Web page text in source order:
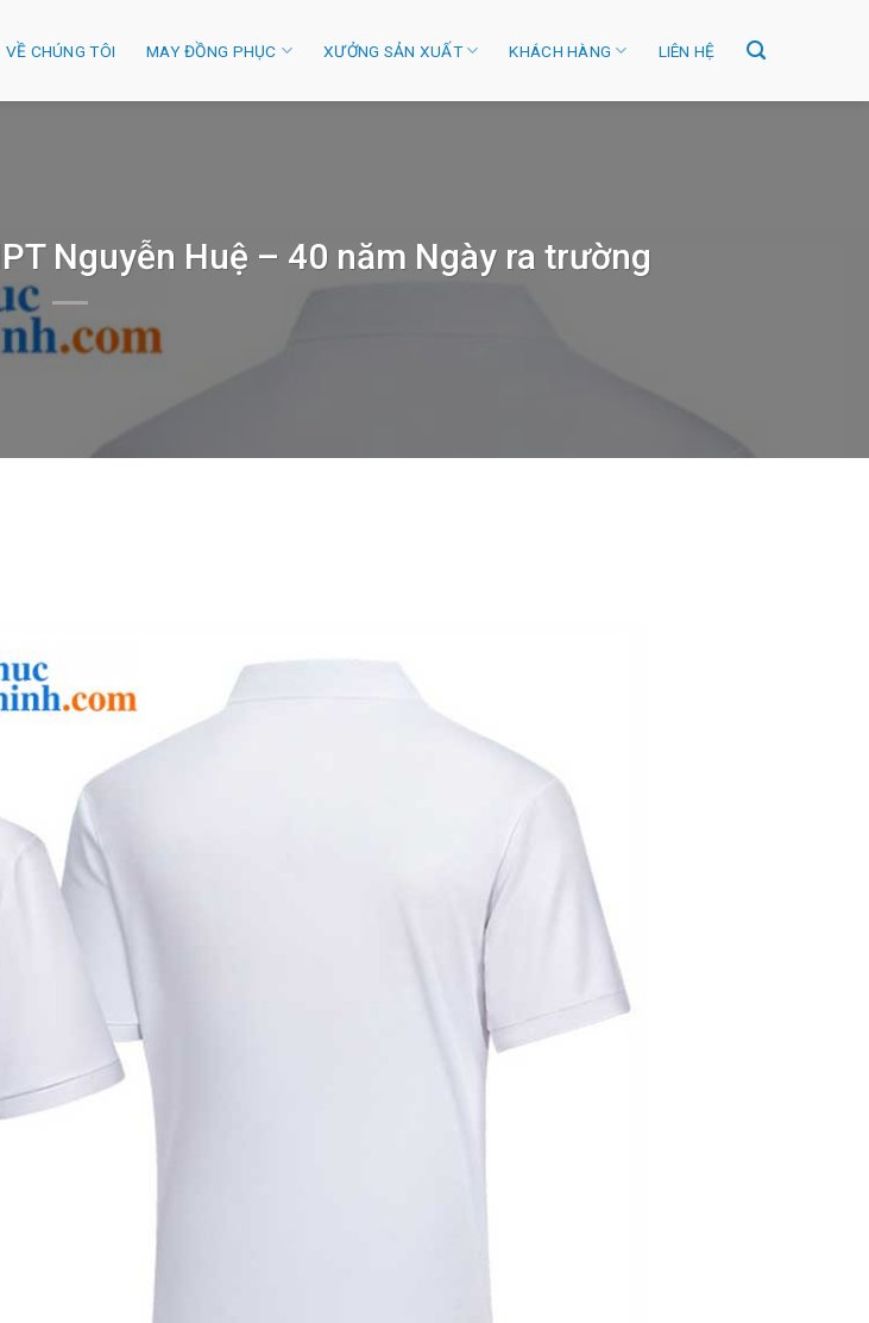
VỀ CHÚNG TÔI MAY ĐỒNG PHỤC XƯỞNG SẢN XUẤT KHÁCH HÀNG LIÊN HỆ
Nguyễn Huệ – 40 năm Ngày ra trường